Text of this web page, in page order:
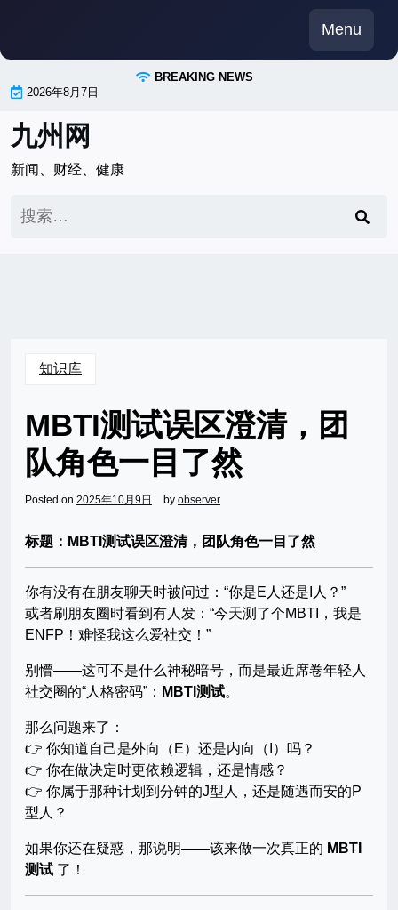
content
Menu
BREAKING NEWS
2026年8月7日
九州网
新闻、财经、健康
索：
知识库
MBTI测试误区澄清，团
队角色一目了然
Posted on 2025年10月9日 by observer
标题：MBTI测试误区澄清，团队角色一目了然
你有没有在朋友聊天时被问过：“你是E人还是I人？”
或者刷朋友圈时看到有人发：“今天测了个MBTI，我是
ENFP！难怪我这么爱社交！”
别懵——这可不是什么神秘暗号，而是最近席卷年轻人
社交圈的“人格密码”： MBTI测试。
那么问题来了：
👉 你知道自己是外向（E）还是内向（I）吗？
👉 你在做决定时更依赖逻辑，还是情感？
👉 你属于那种计划到分钟的J型人，还是随遇而安的P
型人？
如果你还在疑惑，那说明——该来做一次真正的 MBTI
测试 了！